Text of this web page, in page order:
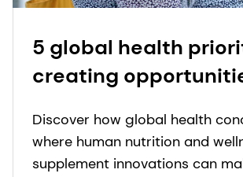
5 global health
creating
innovation
Discover how global health
where human nutrition and
supplement innovations can